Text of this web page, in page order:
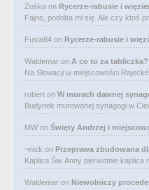
Zośka on Rycerze-rabusie i
Fajne, podoba mi się. Ale czy ktoś
Fusia84 on Rycerze-rabusie i
Waldemar on A co to za tabliczka?
Na Słowacji w miejscowości
robert on W murach dawnej
Budynek murowanej synagogi w
MW on Święty Andrzej i
~nick on Przeprawa zbudowana
Kaplica Św. Anny pierwotnie kaplica
Waldemar on Niewolniczy